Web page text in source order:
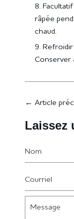
râpée
chaud.
Conserver
← Article
Laissez